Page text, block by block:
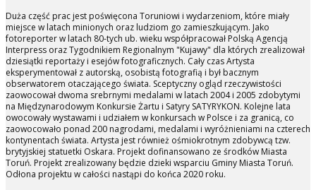
Duża część prac jest poświęcona Toruniowi i wydarzeniom, które miały
miejsce w latach minionych oraz ludziom go zamieszkującym. Jako
fotoreporter w latach 80-tych ub. wieku współpracował Polską Agencją
Interpress oraz Tygodnikiem Regionalnym "Kujawy" dla których zrealizował
dziesiątki reportaży i esejów fotograficznych. Cały czas Artysta
eksperymentował z autorską, osobistą fotografią i był bacznym
obserwatorem otaczającego świata. Sceptyczny ogląd rzeczywistości
zaowocował dwoma srebrnymi medalami w latach 2004 i 2005 zdobytymi
na Międzynarodowym Konkursie Żartu i Satyry SATYRYKON. Kolejne lata
owocowały wystawami i udziałem w konkursach w Polsce i za granicą, co
zaowocowało ponad 200 nagrodami, medalami i wyróżnieniami na czterech
kontynentach świata. Artysta jest również ośmiokrotnym zdobywcą tzw.
brytyjskiej statuetki Oskara. Projekt dofinansowano ze środków Miasta
Toruń. Projekt zrealizowany będzie dzieki wsparciu Gminy Miasta Toruń.
Odłona projektu w całości nastąpi do końca 2020 roku.